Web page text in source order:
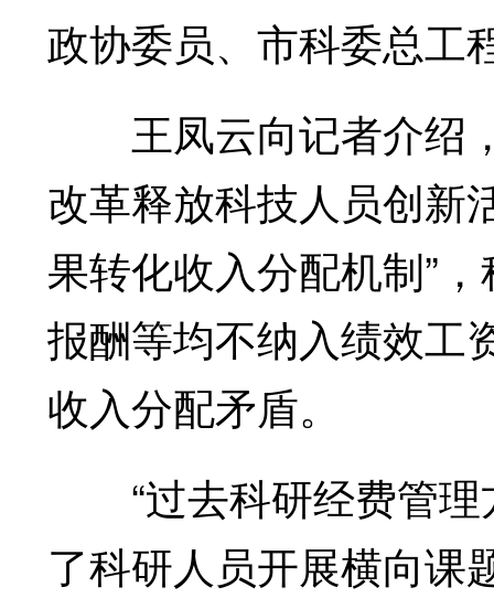
政协委员、市科委总工
王凤云向记者介绍
改革释放科技人员创新
果转化收入分配机制”
报酬等均不纳入绩效工
收入分配矛盾。
“过去科研经费管理
了科研人员开展横向课